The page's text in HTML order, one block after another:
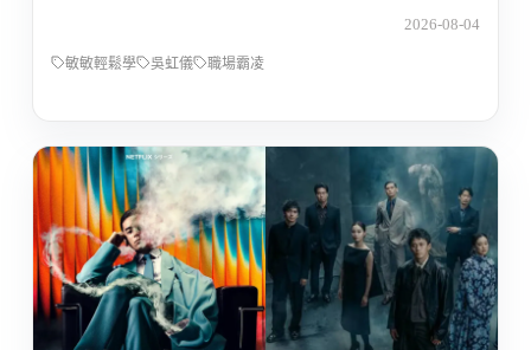
2026-08-04
敏敏輕鬆學 吳虹儀 職場霸凌